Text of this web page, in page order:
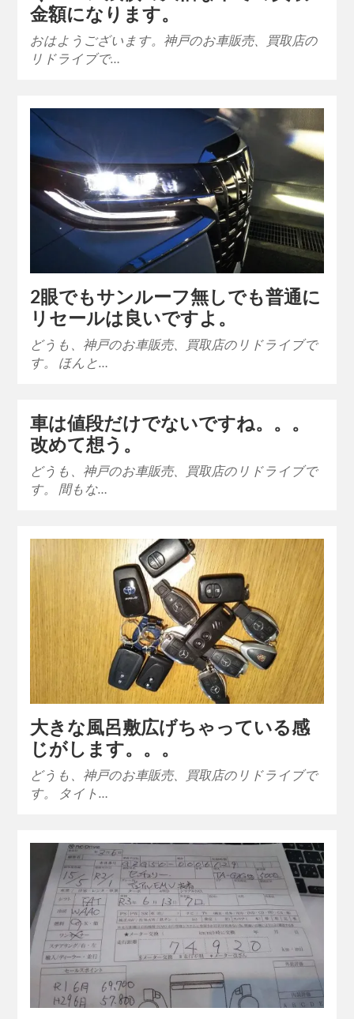
金額になります。
おはようございます。神戸のお車販売、買取店の
リドライブで…
2眼でもサンルーフ無しでも普通に
リセールは良いですよ。
どうも、神戸のお車販売、買取店のリドライブで
す。 ほんと…
車は値段だけでないですね。。。
改めて想う。
どうも、神戸のお車販売、買取店のリドライブで
す。 間もな…
大きな風呂敷広げちゃっている感
じがします。。。
どうも、神戸のお車販売、買取店のリドライブで
す。 タイト…